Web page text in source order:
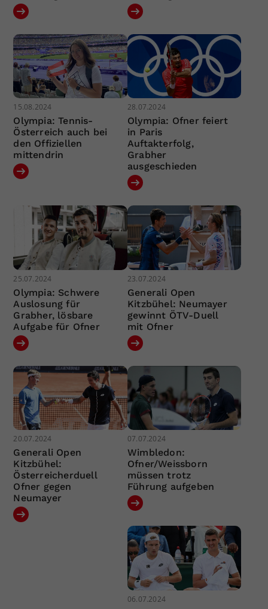
15.08.2024
Olympia: Tennis-
Österreich auch bei
den Offiziellen
mittendrin
28.07.2024
Olympia: Ofner feiert
in Paris
Auftakterfolg,
Grabher
ausgeschieden
25.07.2024
Olympia: Schwere
Auslosung für
Grabher, lösbare
Aufgabe für Ofner
23.07.2024
Generali Open
Kitzbühel: Neumayer
gewinnt ÖTV-Duell
mit Ofner
20.07.2024
Generali Open
Kitzbühel:
Österreicherduell
Ofner gegen
Neumayer
07.07.2024
Wimbledon:
Ofner/Weissborn
müssen trotz
Führung aufgeben
06.07.2024